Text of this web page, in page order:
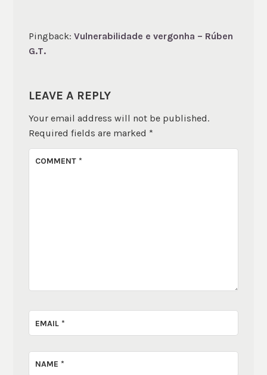
Pingback: Vulnerabilidade e vergonha – Rúben
G.T.
LEAVE A REPLY
Your email address will not be published.
Required fields are marked *
COMMENT*
EMAIL*
NAME*